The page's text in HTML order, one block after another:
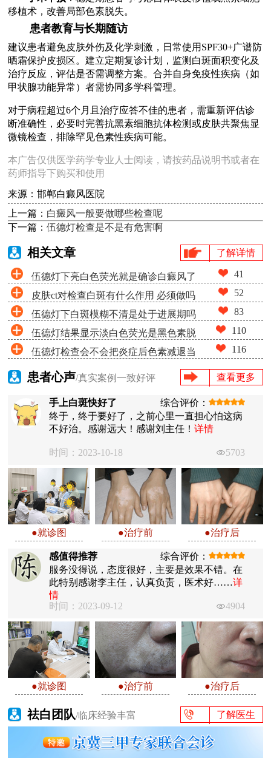
移植术，改善局部色素脱失。
患者教育与长期随访
建议患者避免皮肤外伤及化学刺激，日常使用SPF30+广谱防
晒霜保护皮损区。建立定期复诊计划，监测白斑面积变化及
治疗反应，评估是否需调整方案。合并自身免疫性疾病（如
甲状腺功能异常）者需协同多学科管理。
对于病程超过6个月且治疗应答不佳的患者，需重新评估诊
断准确性，必要时完善抗黑素细胞抗体检测或皮肤共聚焦显
微镜检查，排除罕见色素性疾病可能。
本广告仅供医学药学专业人士阅读，请按药品说明书或者在
药师指导下购买和使用
来源：邯郸白癜风医院
上一篇： 白癜风一般要做哪些检查呢
下一篇：伍德灯检查是不是有危害啊
相关文章 了解详情
伍德灯下亮白色荧光就是确诊白癜风了
吗
41
皮肤ct对检查白斑有什么作用 必须做吗 52
伍德灯下白斑模糊不清是处于进展期吗 83
伍德灯结果显示淡白色荧光是黑色素脱
失很少吗
110
伍德灯检查会不会把炎症后色素减退当
成白癜风
116
患者心声/真实案例一致好评 查看更多
手上白斑快好了
综合评价：
终于，终于要好了，之前心里一直担心怕这病
不好治。感谢远大！感谢刘主任！详情
时间：2023-10-18 5703
●就诊图 ●治疗前 ●治疗后
感值得推荐
综合评价：
服务没得说，态度很好，主要是效果不错。在
此特别感谢李主任，认真负责，医术好……详
情
时间：2023-09-12
4904
●就诊图 ●治疗前 ●治疗后
祛白团队/临床经验丰富 了解医生